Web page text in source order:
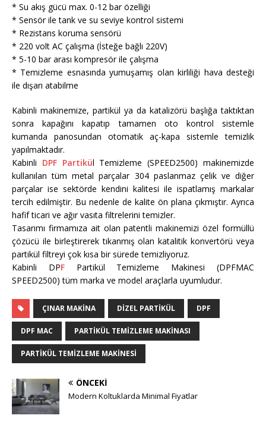
* Su akış gücü max. 0-12 bar özelliği
* Sensör ile tank ve su seviye kontrol sistemi
* Rezistans koruma sensörü
* 220 volt AC çalışma (İsteğe bağlı 220V)
* 5-10 bar arası kompresör ile çalışma
* Temizleme esnasında yumuşamış olan kirliliği hava desteği
ile dışarı atabilme
Kabinli makinemize, partikül ya da katalizörü başlığa taktıktan
sonra kapağını kapatıp tamamen oto kontrol sistemle
kumanda panosundan otomatik aç-kapa sistemle temizlik
yapılmaktadır.
Kabinli DPF Partikül Temizleme (SPEED2500) makinemizde
kullanılan tüm metal parçalar 304 paslanmaz çelik ve diğer
parçalar ise sektörde kendini kalitesi ile ispatlamış markalar
tercih edilmiştir. Bu nedenle de kalite ön plana çıkmıştır. Ayrıca
hafif ticari ve ağır vasıta filtrelerini temizler.
Tasarımı firmamıza ait olan patentli makinemizi özel formüllü
çözücü ile birleştirerek tıkanmış olan katalitik konvertörü veya
partikül filtreyi çok kısa bir sürede temizliyoruz.
Kabinli DPFPartikül Temizleme Makinesi (DPFMAC
SPEED2500) tüm marka ve model araçlarla uyumludur.
ÇINAR MAKINA DIZEL PARTIKÜL DPF
DPF MAC PARTIKÜL TEMIZLEME MAKINASI
PARTIKÜL TEMIZLEME MAKINESI
ÖNCEKI
Modern Koltuklarda Minimal Fiyatlar